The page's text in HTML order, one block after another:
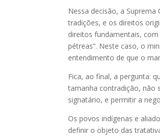
Nessa decisão, a
tradições, e os direitos
direitos fundamentais,
pétreas”. Neste caso, o
entendimento de que o
Fica, ao final, a pergunta:
tamanha contradição, não
signatário, e permitir a
Os povos indígenas e
definir o objeto das